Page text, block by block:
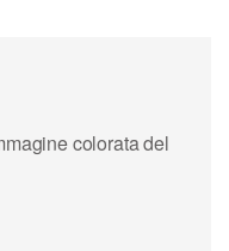
colorata del